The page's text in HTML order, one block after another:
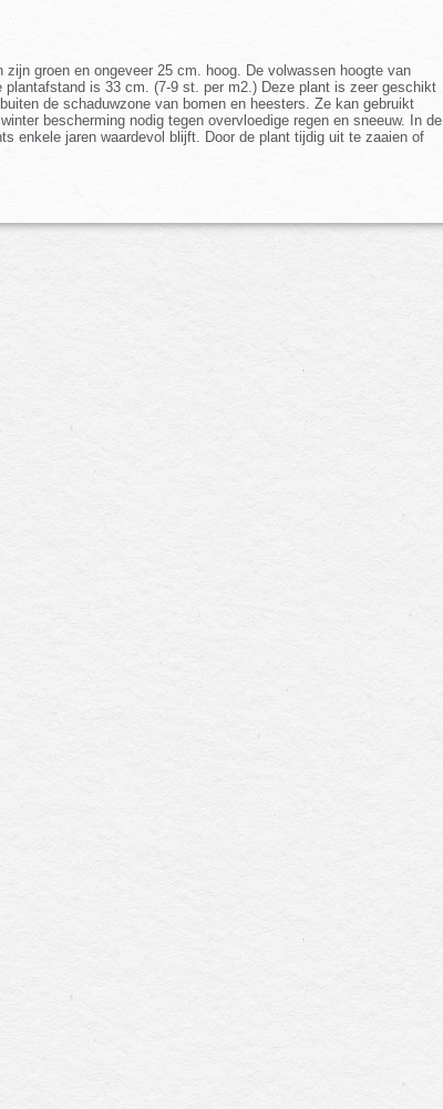
groen en ongeveer 25 cm. hoog. De volwassen hoogte van
is 33 cm. (7-9 st. per m2.) Deze plant is zeer geschikt
de schaduwzone van bomen en heesters. Ze kan gebruikt
bescherming nodig tegen overvloedige regen en sneeuw. In de
enkele jaren waardevol blijft. Door de plant tijdig uit te zaaien of